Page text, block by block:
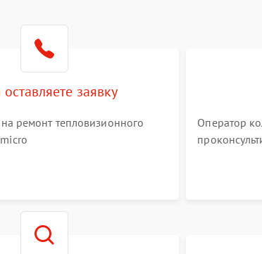
заявку
на ремонт тепловизионного
Оператор